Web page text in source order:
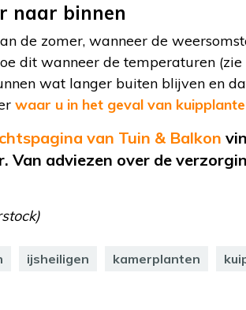
naar binnen
de zomer, wanneer de
dit wanneer de temperaturen
wat langer buiten blijven en
waar u in het geval van
van Tuin & Balkon
Van adviezen over de
ijsheiligen kamerplanten